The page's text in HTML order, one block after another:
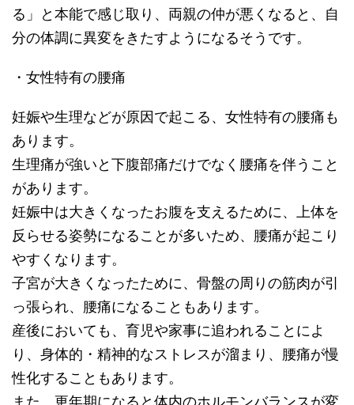
る」と本能で感じ取り、両親の仲が悪くなると、自
分の体調に異変をきたすようになるそうです。
・女性特有の腰痛
妊娠や生理などが原因で起こる、女性特有の腰痛も
あります。
生理痛が強いと下腹部痛だけでなく腰痛を伴うこと
があります。
妊娠中は大きくなったお腹を支えるために、上体を
反らせる姿勢になることが多いため、腰痛が起こり
やすくなります。
子宮が大きくなったために、骨盤の周りの筋肉が引
っ張られ、腰痛になることもあります。
産後においても、育児や家事に追われることによ
り、身体的・精神的なストレスが溜まり、腰痛が慢
性化することもあります。
また、更年期になると体内のホルモンバランスが変